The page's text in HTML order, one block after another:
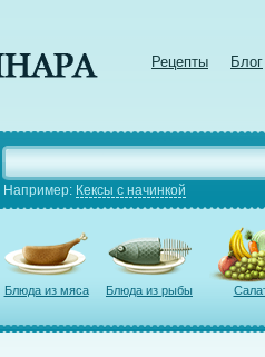
Рецепты Блог
Например: Кексы с начинкой
Блюда из мяса Блюда из рыбы